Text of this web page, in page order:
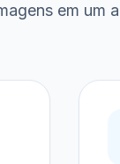
em um